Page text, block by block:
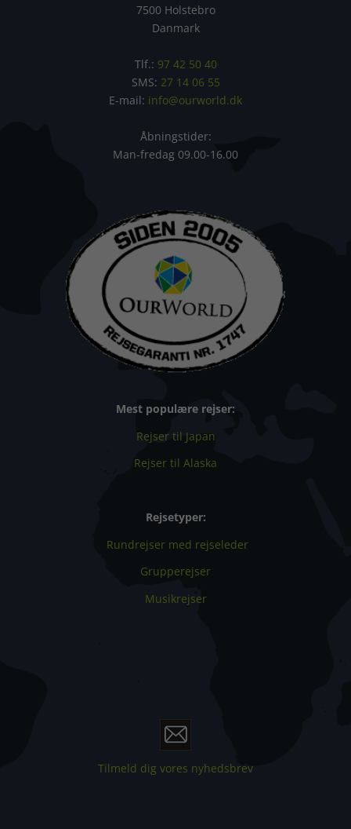
7500 Holstebro
Danmark
Tlf.: 97 42 50 40
SMS: 27 14 06 55
E-mail: info@ourworld.dk
Åbningstider:
Man-fredag 09.00-16.00
Mest populære rejser:
Rejser til Japan
Rejser til Alaska
Rejsetyper:
Rundrejser med rejseleder
Grupperejser
Musikrejser
Tilmeld dig vores nyhedsbrev